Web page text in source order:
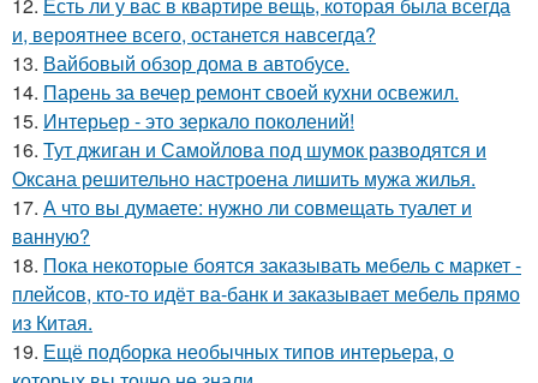
и, вероятнее всего, останется навсегда?
13. Вайбовый обзор дома в автобусе.
14. Парень за вечер ремонт своей кухни освежил.
15. Интерьер - это зеркало поколений!
16. Тут джиган и Самойлова под шумок разводятся и
Оксана решительно настроена лишить мужа жилья.
17. А что вы думаете: нужно ли совмещать туалет и
ванную?
18. Пока некоторые боятся заказывать мебель с маркет -
плейсов, кто-то идёт ва-банк и заказывает мебель прямо
из Китая.
19. Ещё подборка необычных типов интерьера, о